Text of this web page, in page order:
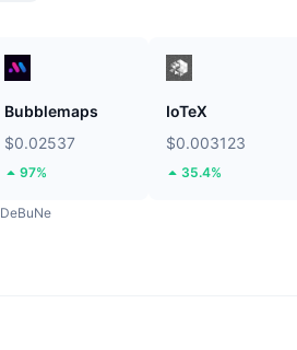
Bubblemaps
$0.02537
97%
IoTeX
$0.003123
35.4%
DeBuNe